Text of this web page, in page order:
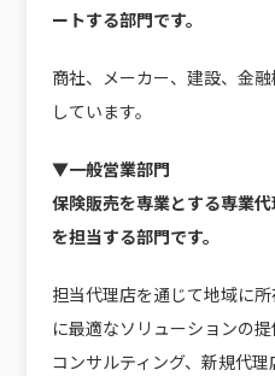
ートする部門です。
商社、メーカー、建設、金
しています。
▼一般営業部門
保険販売を専業とする専業
を担当する部門です。
担当代理店を通じて地域に
に最適なソリューションの
コンサルティング、新規代